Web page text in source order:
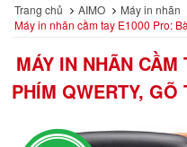
Trang chủ AIMO
Máy in nhãn
Máy in nhãn cầm tay E1000 Pro:
MÁY IN NHÃN CẦM
PHÍM QWERTY, GÕ